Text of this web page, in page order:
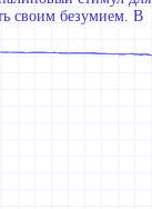
своим безумием. В